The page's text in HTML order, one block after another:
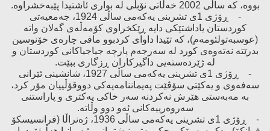
بووە، كە ساڵی 2002 خەڵاتی نۆبڵی لە بواری ئاشتیدا پێبەخشراوە.
- ڕۆژی 1ی تشرینی یەكەمی ساڵی 1924، جەمعیەتی
كوردستان یاداشتێكی دایە ڕێكخراوی كۆمەڵەی گەلان واتە
(عوسبەتولئومەم)، كە تێیدا داوای كردبوو مافی چارەی خۆنوسین
بدرێتە نەتەوەی كورد لە سەرجەم پارچە جیاجیاكانی كوردستان ‌و
لە ژێردەستەیی داگیركاران ڕزگاری ببێت.
- ڕۆژی 1ی تشرینی یەكەمی ساڵی 1927، شانشینی ئێرانی
سەفەوی ‌و یەكێتی سۆڤێت پەیماننامەیەكی دووقۆڵییان مۆر كرد،
بە مەبەستی هێرش نەكردنە سەر خاكی یەكتری ‌و پاراستنی
سەروەرییەكانی ئەو دوو وڵاتە.
- ڕۆژی 1ی تشرینی یەكەمی ساڵی 1936، ژەنراڵا (فرانسیسكۆ